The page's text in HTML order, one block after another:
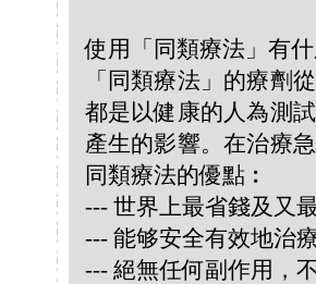
使用「同類療法」有
「同類療法」的療劑
都是以健康的人為測
產生的影響。在治療
同類療法的優點︰
--- 世界上最省錢及又
--- 能够安全有效地治
--- 絕無任何副作用，